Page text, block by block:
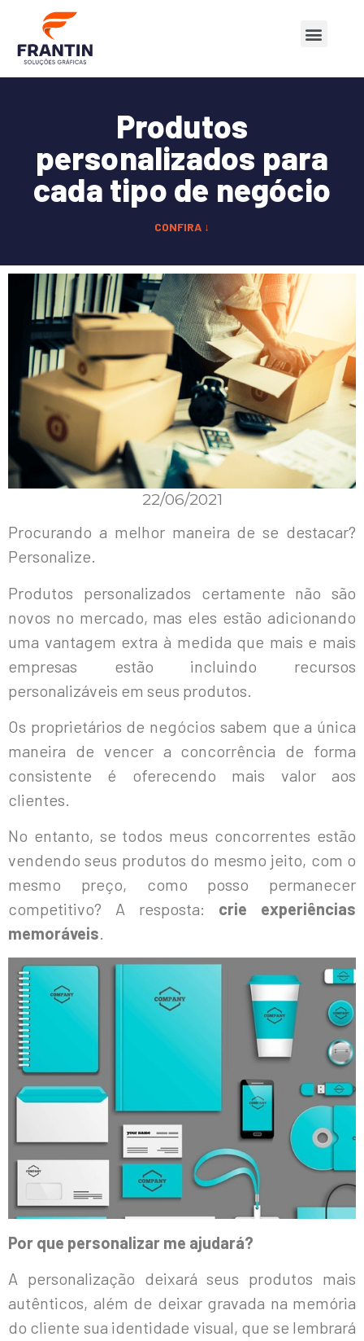
Produtos
personalizados para
cada tipo de negócio
CONFIRA ↓
22/06/2021
Procurando a melhor maneira de se destacar?
Personalize.
Produtos personalizados certamente não são
novos no mercado, mas eles estão adicionando
uma vantagem extra à medida que mais e mais
empresas estão incluindo recursos
personalizáveis ​​em seus produtos.
Os proprietários de negócios sabem que a única
maneira de vencer a concorrência de forma
consistente é oferecendo mais valor aos
clientes.
No entanto, se todos meus concorrentes estão
vendendo seus produtos do mesmo jeito, com o
mesmo preço, como posso permanecer
competitivo? A resposta: crie experiências
memoráveis.
Por que personalizar me ajudará?
A personalização deixará seus produtos mais
autênticos, além de deixar gravada na memória
do cliente sua identidade visual, que se lembrará